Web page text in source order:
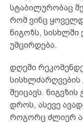
სტაბილურობაც
რომ ვინც
ნიგოზს,
უმცირდება.
დღეში
სისხლძარღვების
შეიცავს. ნიგვზის
დროს, ასევე
როგორც ძლიერ